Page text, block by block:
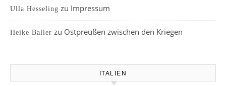
Ulla Hesseling zu Impressum
Heike Baller zu Ostpreußen zwischen den Kriegen
ITALIEN